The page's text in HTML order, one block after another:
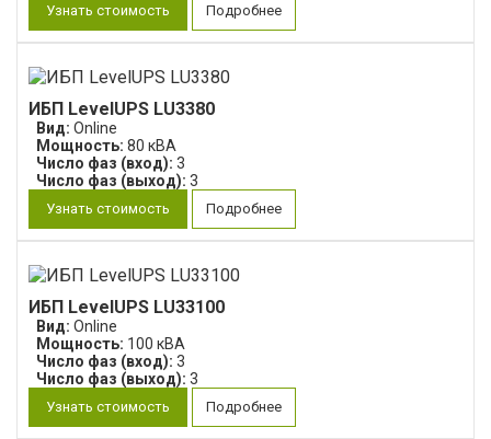
Узнать стоимость Подробнее
ИБП LevelUPS LU3380
Вид: Online
Мощность: 80 кВА
Число фаз (вход): 3
Число фаз (выход): 3
Узнать стоимость Подробнее
ИБП LevelUPS LU33100
Вид: Online
Мощность: 100 кВА
Число фаз (вход): 3
Число фаз (выход): 3
Узнать стоимость Подробнее